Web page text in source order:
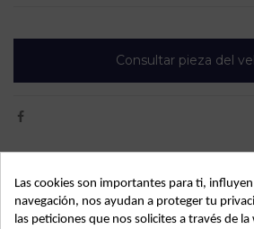
Consultar pieza del
Año fabricación
2001
Las cookies son importantes para ti,
navegación, nos ayudan a proteger tu
las peticiones que nos solicites a través de